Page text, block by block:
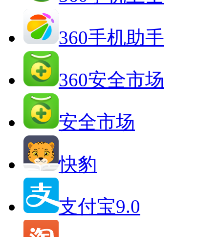
360手机助手
360安全市场
安全市场
快豹
支付宝9.0